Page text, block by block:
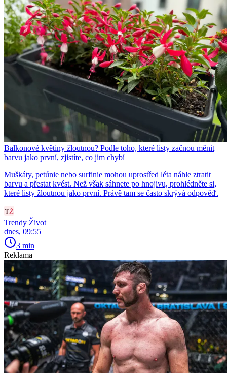
Balkonové květiny žloutnou? Podle toho, které listy začnou měnit
barvu jako první, zjistíte, co jim chybí
Muškáty, petúnie nebo surfinie mohou uprostřed léta náhle ztratit
barvu a přestat kvést. Než však sáhnete po hnojivu, prohlédněte si,
které listy žloutnou jako první. Právě tam se často skrývá odpověď.
Trendy Život
dnes, 09:55
3 min
Reklama